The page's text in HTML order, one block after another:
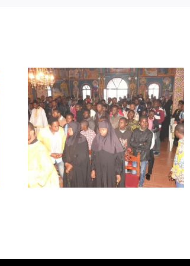
Χειροτονήθηκε ο
πρώτος ιερεύς για την
επαρχία Σαγκουρού
της Μητροπόλεως
Κανάγκας.